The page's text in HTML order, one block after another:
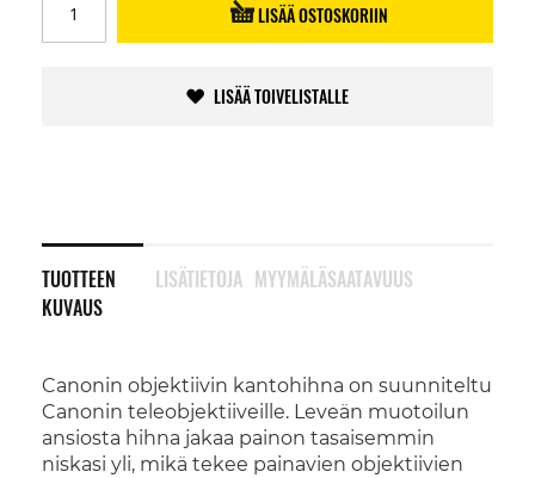
LISÄÄ OSTOSKORIIN
LISÄÄ TOIVELISTALLE
TUOTTEEN
KUVAUS
Canonin objektiivin kantohihna on suunniteltu
Canonin teleobjektiiveille. Leveän muotoilun
ansiosta hihna jakaa painon tasaisemmin
niskasi yli, mikä tekee painavien objektiivien
LISÄTIETOJA MYYMÄLÄSAATAVUUS